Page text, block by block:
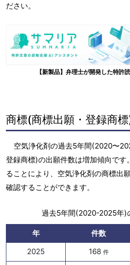
ださい。
【新製品】弁理士が開発した特許
商標(商標出願・登録商
空気浄化剤の過去5年間(2020〜
登録商標)の出願件数は増加傾向です
ることにより、空気浄化剤の商標出
確認することができます。
過去5年間(2020-2025年)
年 件数
2025
168 件